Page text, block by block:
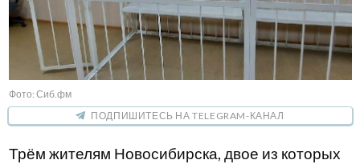
Фото: Сиб.фм
ПОДПИШИТЕСЬ НА TELEGRAM-КАНАЛ
Трём жителям Новосибирска, двое из которых